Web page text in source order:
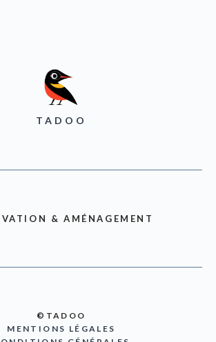
TADOO
& AMÉNAGEMENT
©TADOO
MENTIONS LÉGALES